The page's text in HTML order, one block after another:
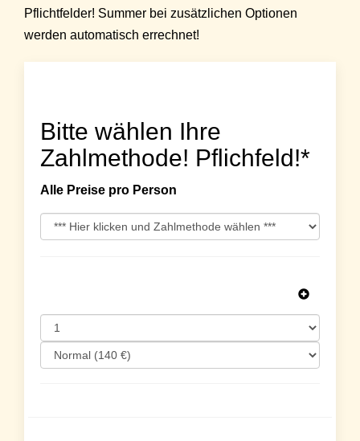
Pflichtfelder! Summer bei zusätzlichen Optionen
werden automatisch errechnet!
Bitte wählen Ihre
Zahlmethode! Pflichfeld!*
Alle Preise pro Person